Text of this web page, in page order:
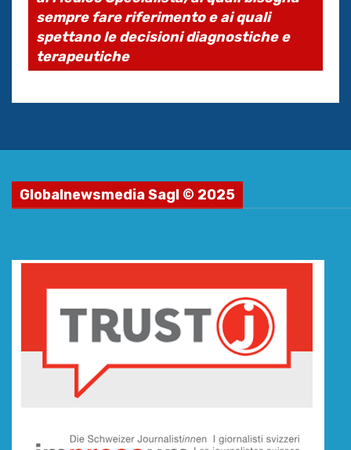
sempre fare riferimento e ai quali
spettano le decisioni diagnostiche e
terapeutiche
Globalnewsmedia Sagl © 2025